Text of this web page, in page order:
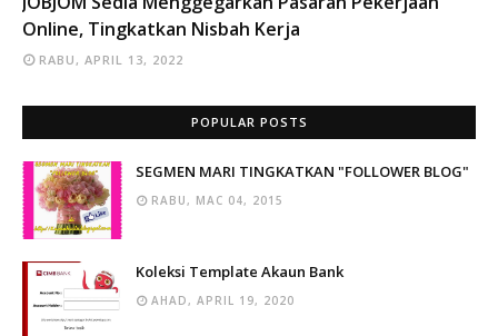
Online, Tingkatkan Nisbah Kerja
RABU, APRIL 13, 2022
POPULAR POSTS
SEGMEN MARI TINGKATKAN "FOLLOWER BLOG"
RABU, MAC 04, 2015
Koleksi Template Akaun Bank
AHAD, APRIL 19, 2020